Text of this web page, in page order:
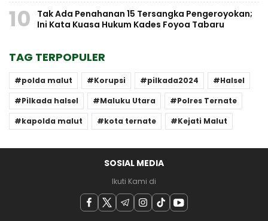
10
Tak Ada Penahanan 15 Tersangka Pengeroyokan;
Ini Kata Kuasa Hukum Kades Foyoa Tabaru
TAG TERPOPULER
polda malut Korupsi pilkada2024
Halsel
Pilkada halsel
Maluku Utara
Polres Ternate
kapolda malut
kota ternate Kejati Malut
SOSIAL MEDIA
Ikuti Kami di